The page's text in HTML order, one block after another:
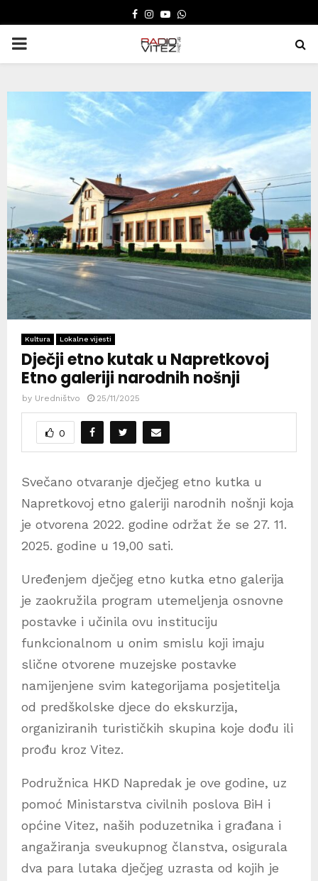
FACEBOOK
INSTAGRAM
YOUTUBE
WHATSAPP
PRIMARY
Kultura Lokalne vijesti
Dječji etno kutak u Napretkovoj
Etno galeriji narodnih nošnji
by Uredništvo 25/11/2025
0
Svečano otvaranje dječjeg etno kutka u
Napretkovoj etno galeriji narodnih nošnji koja
je otvorena 2022. godine održat že se 27. 11.
2025. godine u 19,00 sati.
Uređenjem dječjeg etno kutka etno galerija
je zaokružila program utemeljenja osnovne
postavke i učinila ovu instituciju
funkcionalnom u onim smislu koji imaju
slične otvorene muzejske postavke
namijenjene svim kategorijama posjetitelja
od predškolske djece do ekskurzija,
organiziranih turističkih skupina koje dođu ili
prođu kroz Vitez.
Podružnica HKD Napredak je ove godine, uz
pomoć Ministarstva civilnih poslova BiH i
općine Vitez, naših poduzetnika i građana i
angažiranja sveukupnog članstva, osigurala
dva para lutaka dječjeg uzrasta od kojih je